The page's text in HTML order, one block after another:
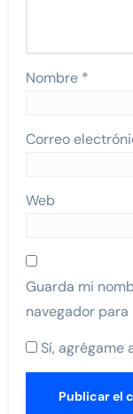
Nombre *
Correo
Web
Guarda mi
navegador
Sí, agrégame